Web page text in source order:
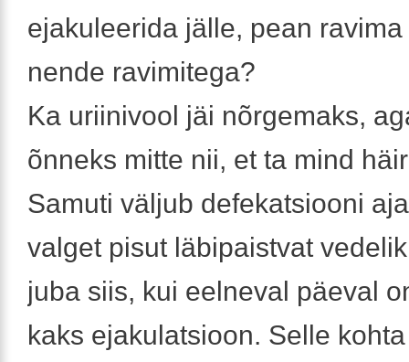
ejakuleerida jälle, pean
nende ravimitega?
Ka uriinivool jäi nõrgemaks,
õnneks mitte nii, et ta mind
Samuti väljub defekatsiooni
valget pisut läbipaistvat
juba siis, kui eelneval päeval
kaks ejakulatsioon. Selle